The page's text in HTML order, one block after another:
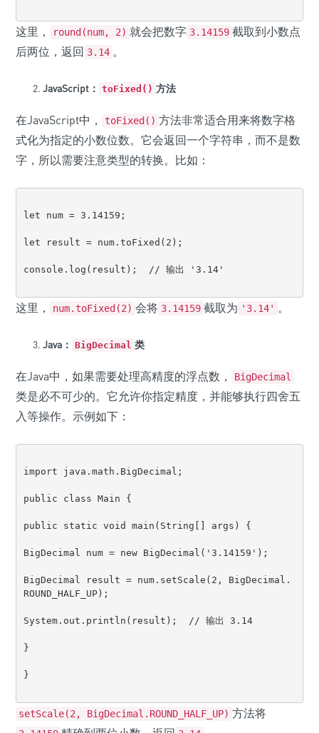
这里， round(num, 2) 就会把数字 3.14159 截取到小数点
后两位，返回 3.14 。
JavaScript： toFixed() 方法
在JavaScript中， toFixed() 方法非常适合用来将数字格
式化为指定的小数位数。它会返回一个字符串，而不是数
字，所以需要注意类型的转换。比如：
let num = 3.14159;
let result = num.toFixed(2);
console.log(result);  // 输出 '3.14'
这里， num.toFixed(2) 会将 3.14159 截取为 '3.14' 。
Java： BigDecimal 类
在Java中，如果需要处理高精度的浮点数， BigDecimal
类是必不可少的。它允许你指定精度，并能够执行四舍五
入等操作。示例如下：
import java.math.BigDecimal;
public class Main {
public static void main(String[] args) {
BigDecimal num = new BigDecimal('3.14159');
BigDecimal result = num.setScale(2, BigDecimal.
ROUND_HALF_UP);
System.out.println(result);  // 输出 3.14
}
}
setScale(2, BigDecimal.ROUND_HALF_UP) 方法将